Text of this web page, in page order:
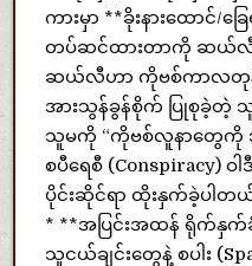
ကားမှာ **ခိုးနားထောင်/ခ
တပ်ဆင်ထားတာကို ဆယ်လီက
ဆယ်လီဟာ ကိုဗစ်ကာလတု
အားသွန်ခွန်စိုက် ပြုစုခဲ့တဲ့ သူ
သူမကို “ကိုဗစ်လူနာတွေ
စပီရေစီ (Conspiracy) ဝ
ပိုင်းဆိုင်ရာ ထိုးနှက်ခဲ့ပါတ
* **အပြင်းအထန် ရိုက်နှက်ခံ
သူငယ်ချင်းတွေနဲ့ စပါး